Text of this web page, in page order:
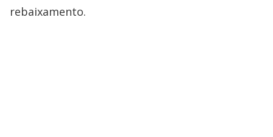
rebaixamento.